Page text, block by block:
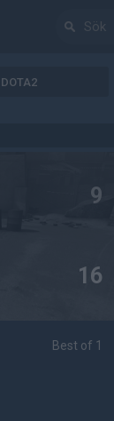
DOTA2
9
16
Best of 1